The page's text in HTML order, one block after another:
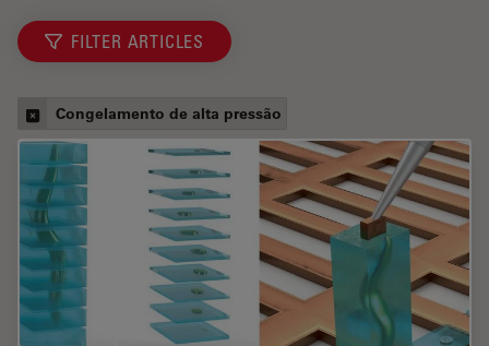
FILTER ARTICLES
Congelamento de alta pressão